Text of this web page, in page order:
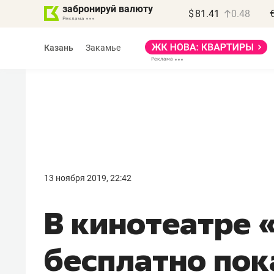
забронируй валюту $ 81.41 0.48
Казань Закамье
13 ноября 2019, 22:42
В кинотеатре
бесплатно
правил, бизнес может
потерять минимум